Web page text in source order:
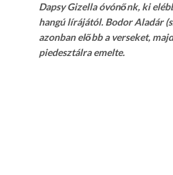
Dapsy Gizella óvónőnk, ki
hangú lírájától. Bodor Aladár
azonban előbb a verseket,
piedesztálra emelte.